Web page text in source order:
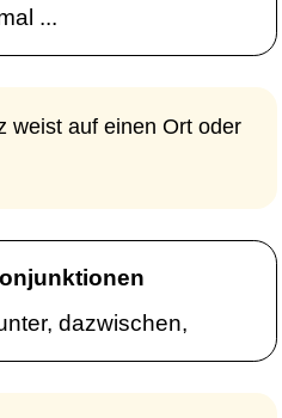
...
weist auf einen Ort oder
dazwischen,